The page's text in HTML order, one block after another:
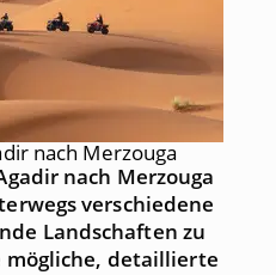
nach Merzouga
nach Merzouga
verschiedene
Landschaften zu
detaillierte